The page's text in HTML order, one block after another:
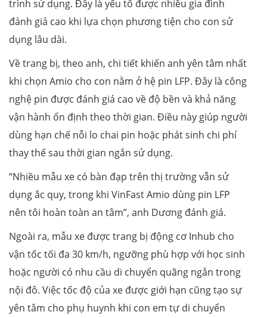
trình sử dụng. Đây là yếu tố được nhiều gia đình
đánh giá cao khi lựa chọn phương tiện cho con sử
dụng lâu dài.
Về trang bị, theo anh, chi tiết khiến anh yên tâm nhất
khi chọn Amio cho con nằm ở hệ pin LFP. Đây là công
nghệ pin được đánh giá cao về độ bền và khả năng
vận hành ổn định theo thời gian. Điều này giúp người
dùng hạn chế nỗi lo chai pin hoặc phát sinh chi phí
thay thế sau thời gian ngắn sử dụng.
“Nhiều mẫu xe có bàn đạp trên thị trường vẫn sử
dụng ắc quy, trong khi VinFast Amio dùng pin LFP
nên tôi hoàn toàn an tâm”, anh Dương đánh giá.
Ngoài ra, mẫu xe được trang bị động cơ Inhub cho
vận tốc tối đa 30 km/h, ngưỡng phù hợp với học sinh
hoặc người có nhu cầu di chuyển quãng ngắn trong
nội đô. Việc tốc độ của xe được giới hạn cũng tạo sự
yên tâm cho phụ huynh khi con em tự di chuyển